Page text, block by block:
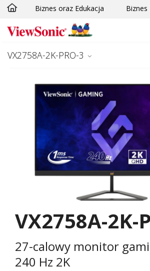
Skip to main content
Biznes oraz Edukacja Biznes
VX2758A-2K-PRO-3
VX2758A-2K-
27-calowy monitor
240 Hz 2K